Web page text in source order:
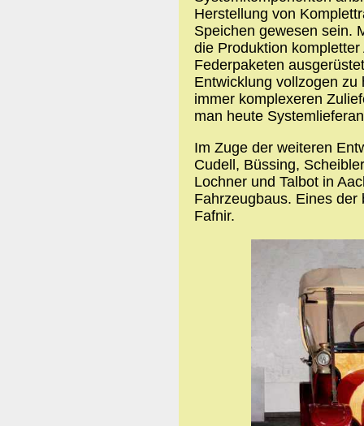
Herstellung von
Speichen gewesen sein.
die Produktion
Federpaketen
Entwicklung vollzogen
immer komplexeren
man heute
Im Zuge der weiteren
Cudell, Büssing,
Lochner und Talbot in
Fahrzeugbaus. Eines
Fafnir.